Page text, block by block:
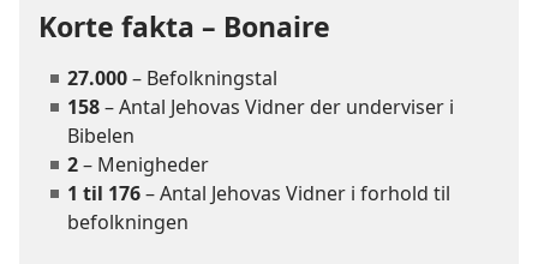
Korte fakta – Bonaire
27.000– Befolkningstal
158– Antal Jehovas Vidner der underviser i
Bibelen
2– Menigheder
1 til 176– Antal Jehovas Vidner i forhold til
befolkningen